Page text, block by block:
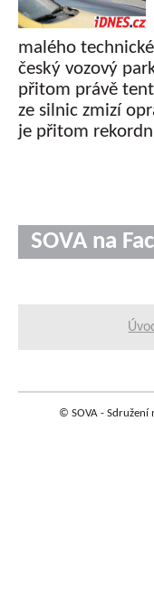
malého
český vozový
přitom právě
ze silnic zmizí
je přitom
SOVA na
© SOVA -